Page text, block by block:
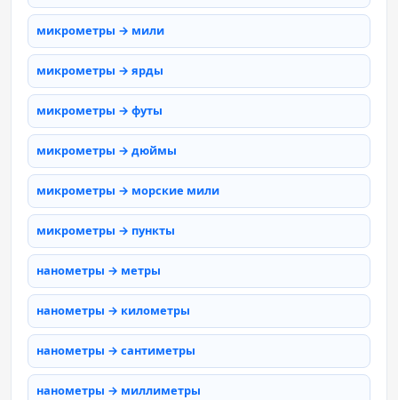
микрометры → мили
микрометры → ярды
микрометры → футы
микрометры → дюймы
микрометры → морские мили
микрометры → пункты
нанометры → метры
нанометры → километры
нанометры → сантиметры
нанометры → миллиметры